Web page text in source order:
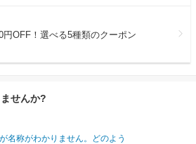
円OFF！選べる5種類のクーポン
せんか?
名称がわかりません。どのよう